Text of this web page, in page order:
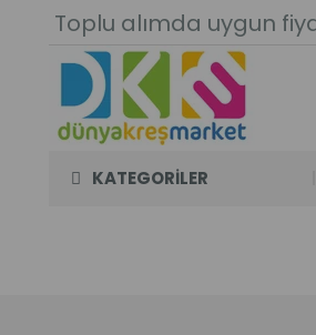
Toplu alımda uygun
KATEGORİLER